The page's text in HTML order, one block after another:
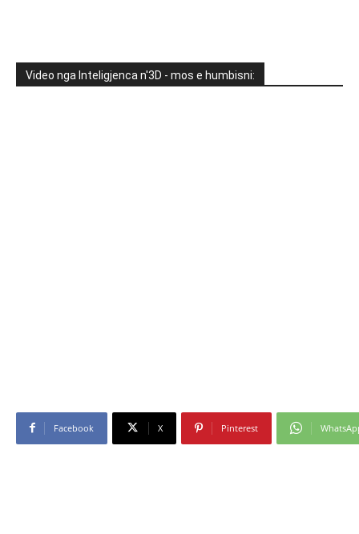
Video nga Inteligjenca n'3D - mos e humbisni:
Facebook X Pinterest